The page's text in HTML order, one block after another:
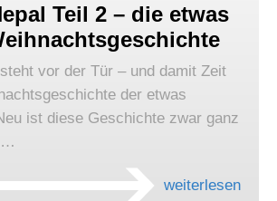
Teil 2 – die etwas
vor der Tür – und damit Zeit
der etwas
ist diese Geschichte zwar ganz
weiterlesen